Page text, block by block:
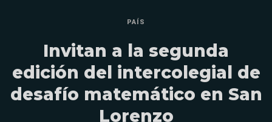
PAÍS
Invitan a la segunda
edición del intercolegial de
desafío matemático en San
Lorenzo